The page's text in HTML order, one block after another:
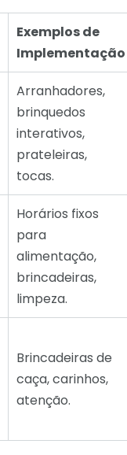
Exemplos de
Implementação
Arranhadores,
brinquedos
interativos,
prateleiras,
tocas.
Horários fixos
para
alimentação,
brincadeiras,
limpeza.
Brincadeiras de
caça, carinhos,
atenção.